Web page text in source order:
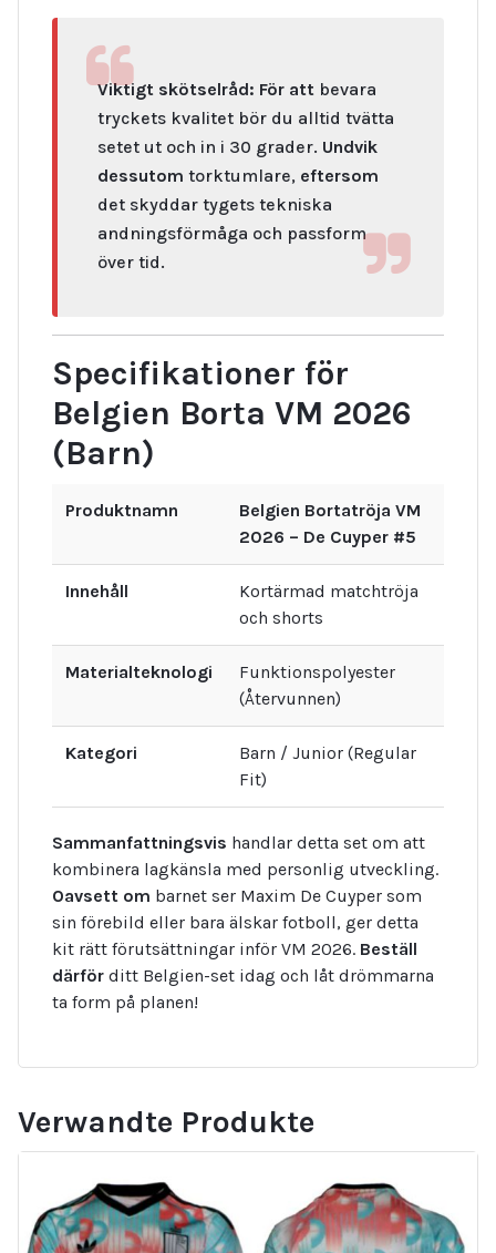
Viktigt skötselråd: För att bevara
tryckets kvalitet bör du alltid tvätta
setet ut och in i 30 grader. Undvik
dessutom torktumlare, eftersom
det skyddar tygets tekniska
andningsförmåga och passform
över tid.
Specifikationer för
Belgien Borta VM 2026
(Barn)
Produktnamn
Belgien Bortatröja VM
2026 – De Cuyper #5
Innehåll
Kortärmad matchtröja
och shorts
Materialteknologi
Funktionspolyester
(Återvunnen)
Kategori
Barn / Junior (Regular
Fit)
Sammanfattningsvis handlar detta set om att
kombinera lagkänsla med personlig utveckling.
Oavsett om barnet ser Maxim De Cuyper som
sin förebild eller bara älskar fotboll, ger detta
kit rätt förutsättningar inför VM 2026. Beställ
därför ditt Belgien-set idag och låt drömmarna
ta form på planen!
Verwandte Produkte